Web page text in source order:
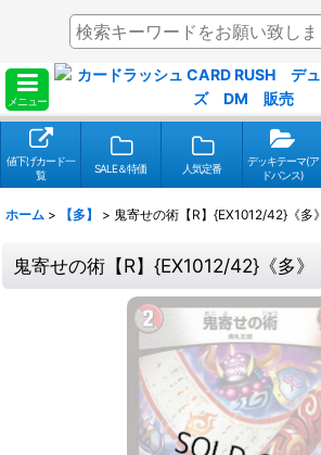
メニュー
値下げカード一
覧
SALE＆特価 人気定番
デッキテーマ(ア
ドバンス)
ホーム > 【多】 > 鬼寄せの術【R】{EX1012/42}《多》
鬼寄せの術【R】{EX1012/42}《多》